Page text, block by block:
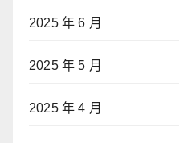
2025 年 6 月
2025 年 5 月
2025 年 4 月